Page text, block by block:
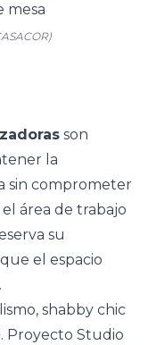
son
la
sin comprometer
área de trabajo
su
el espacio